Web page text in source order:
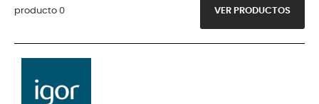
producto 0 VER PRODUCTOS